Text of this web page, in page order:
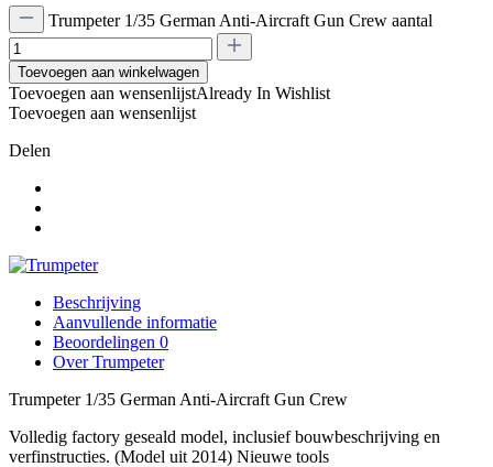
Trumpeter 1/35 German Anti-Aircraft Gun Crew aantal
Toevoegen aan winkelwagen
Toevoegen aan wensenlijstAlready In Wishlist
Toevoegen aan wensenlijst
Delen
Beschrijving
Aanvullende informatie
Beoordelingen 0
Over Trumpeter
Trumpeter 1/35 German Anti-Aircraft Gun Crew
Volledig factory geseald model, inclusief bouwbeschrijving en
verfinstructies. (Model uit 2014) Nieuwe tools